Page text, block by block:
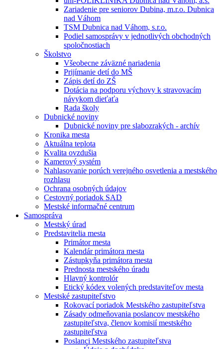
Zariadenie pre seniorov Dubina, m.r.o. Dubnica
nad Váhom
TSM Dubnica nad Váhom, s.r.o.
Podiel samosprávy v jednotlivých obchodných
spoločnostiach
Školstvo
Všeobecne záväzné nariadenia
Prijímanie detí do MŠ
Zápis detí do ZŠ
Dotácia na podporu výchovy k stravovacím
návykom dieťaťa
Rada školy
Dubnické noviny
Dubnické noviny pre slabozrakých - archív
Kronika mesta
Aktuálna teplota
Kvalita ovzdušia
Kamerový systém
Nahlasovanie porúch verejného osvetlenia a mestského
rozhlasu
Ochrana osobných údajov
Cestovný poriadok SAD
Mestské informačné centrum
Samospráva
Mestský úrad
Predstavitelia mesta
Primátor mesta
Kalendár primátora mesta
Zástupkyňa primátora mesta
Prednosta mestského úradu
Hlavný kontrolór
Etický kódex volených predstaviteľov mesta
Mestské zastupiteľstvo
Rokovací poriadok Mestského zastupiteľstva
Zásady odmeňovania poslancov mestského
zastupiteľstva, členov komisií mestského
zastupiteľstva
Poslanci Mestského zastupiteľstva